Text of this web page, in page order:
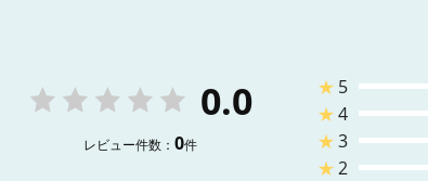
0.0
レビュー件数： 0件
★ 5
★4
★3
★2